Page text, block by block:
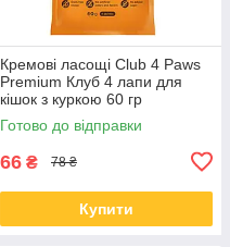
Кремові ласощі Club 4 Paws
Premium Клуб 4 лапи для
кішок з куркою 60 гр
Готово до відправки
66 ₴ 78 ₴
Купити